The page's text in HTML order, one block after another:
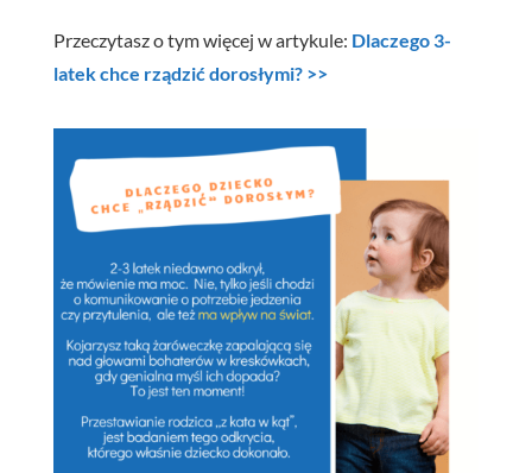
Przeczytasz o tym więcej w artykule: Dlaczego 3-
latek chce rządzić dorosłymi? >>